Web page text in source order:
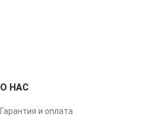
О НАС
Гарантия и оплата